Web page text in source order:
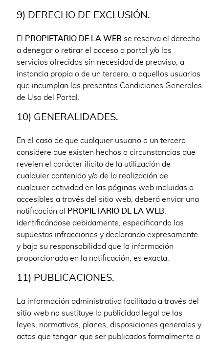
9) DERECHO DE EXCLUSIÓN.
El PROPIETARIO DE LA WEB se reserva el derecho
a denegar o retirar el acceso a portal y/o los
servicios ofrecidos sin necesidad de preaviso, a
instancia propia o de un tercero, a aquellos usuarios
que incumplan las presentes Condiciones Generales
de Uso del Portal.
10) GENERALIDADES.
En el caso de que cualquier usuario o un tercero
considere que existen hechos o circunstancias que
revelen el carácter ilícito de la utilización de
cualquier contenido y/o de la realización de
cualquier actividad en las páginas web incluidas o
accesibles a través del sitio web, deberá enviar una
notificación al
PROPIETARIO DE LA WEB
identificándose debidamente, especificando las
supuestas infracciones y declarando expresamente
y bajo su responsabilidad que la información
proporcionada en la notificación, es exacta.
11) PUBLICACIONES.
La información administrativa facilitada a través del
sitio web no sustituye la publicidad legal de las
leyes, normativas, planes, disposiciones generales y
actos que tengan que ser publicados formalmente a